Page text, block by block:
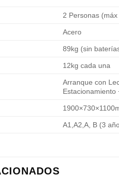
2 Personas
Acero
89kg (sin
12kg cada una
Arranque con
Estacionamiento
A1,A2,A, B (3